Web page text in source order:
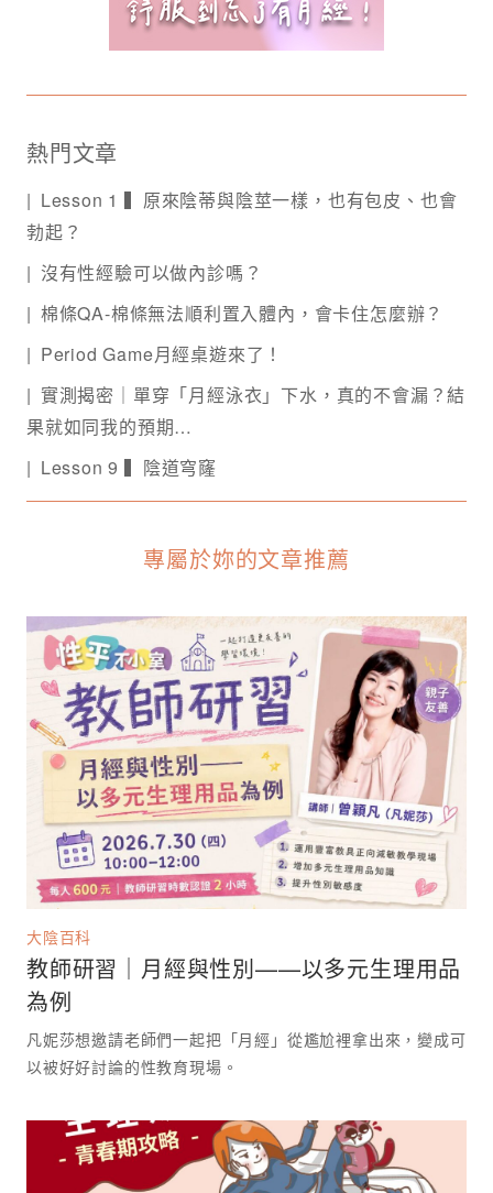
熱門文章
Lesson 1 ▍原來陰蒂與陰莖一樣，也有包皮、也會
勃起？
沒有性經驗可以做內診嗎？
棉條QA-棉條無法順利置入體內，會卡住怎麼辦？
Period Game月經桌遊來了！
實測揭密｜單穿「月經泳衣」下水，真的不會漏？結
果就如同我的預期…
Lesson 9 ▍陰道穹窿
專屬於妳的文章推薦
大陰百科
教師研習｜月經與性別——以多元生理用品
為例
凡妮莎想邀請老師們一起把「月經」從尷尬裡拿出來，變成可